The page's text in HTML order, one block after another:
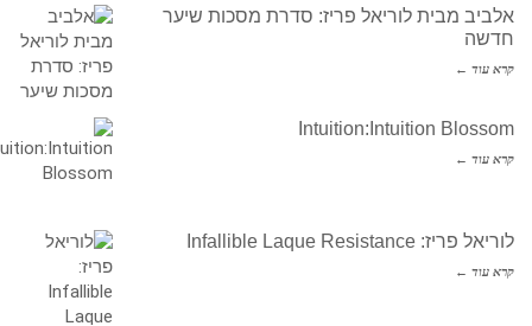
אלביב מבית לוריאל פריז: סדרת מסכות שיער
חדשה
קרא עוד ←
Intuition:Intuition Blossom
קרא עוד ←
לוריאל פריז: Infallible Laque Resistance
קרא עוד ←